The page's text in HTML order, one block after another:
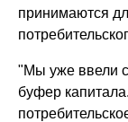
принимаются
"Мы уже ввели
буфер